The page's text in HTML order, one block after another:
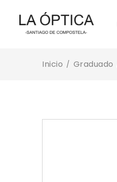
Inicio / Graduado